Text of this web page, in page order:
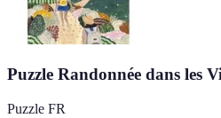
Puzzle Randonnée dans les
Puzzle FR